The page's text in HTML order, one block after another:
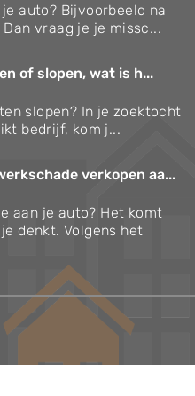
auto? Bijvoorbeeld na
vraag je je missc...
of slopen, wat is h...
slopen? In je zoektocht
bedrijf, kom j...
verkopen aa...
aan je auto? Het komt
denkt. Volgens het